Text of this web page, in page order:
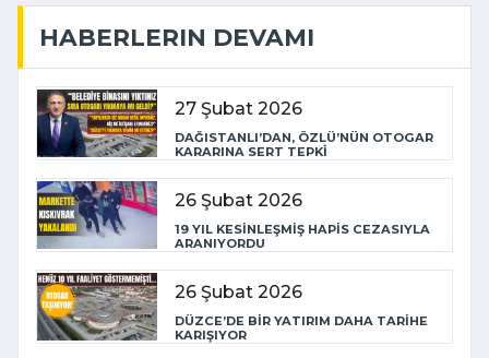
HABERLERIN DEVAMI
27 Şubat 2026
DAĞISTANLI’DAN, ÖZLÜ’NÜN OTOGAR
KARARINA SERT TEPKİ
26 Şubat 2026
19 YIL KESİNLEŞMİŞ HAPİS CEZASIYLA
ARANIYORDU
26 Şubat 2026
DÜZCE’DE BİR YATIRIM DAHA TARİHE
KARIŞIYOR